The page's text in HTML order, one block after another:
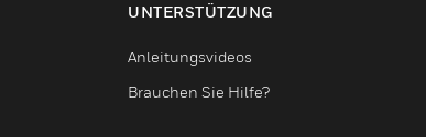
UNTERSTÜTZUNG
Anleitungsvideos
Brauchen Sie Hilfe?